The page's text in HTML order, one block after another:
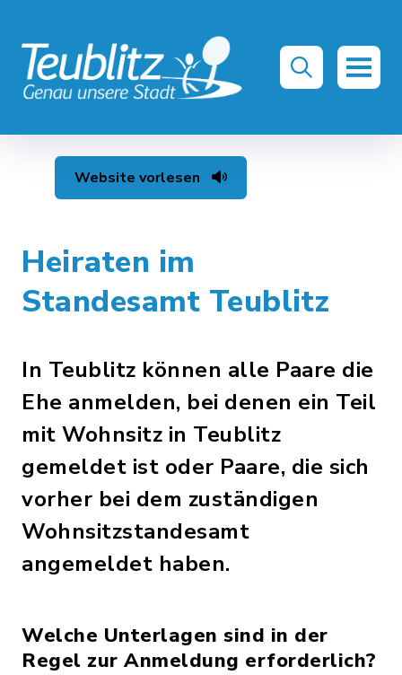
Website vorlesen
Heiraten im
Standesamt Teublitz
In Teublitz können alle Paare die
Ehe anmelden, bei denen ein Teil
mit Wohnsitz in Teublitz
gemeldet ist oder Paare, die sich
vorher bei dem zuständigen
Wohnsitzstandesamt
angemeldet haben.
Welche Unterlagen sind in der
Regel zur Anmeldung erforderlich?